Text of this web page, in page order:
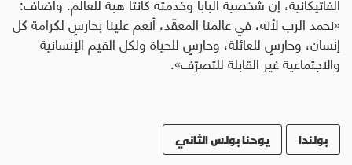
«نحمد الرب لأنه، في عالمنا المعقّد، أنعم علينا بحارسٍ لكرامة كل
إنسان، وحارسٍ للعائلة، وحارسٍ للحياة ولكل القيم الإنسانية
والاجتماعية غير القابلة للتصرّف».
بولندا يوحنا بولس الثاني